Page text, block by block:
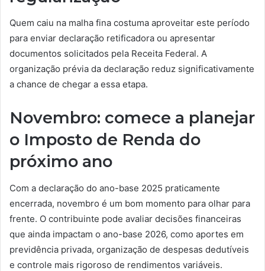
Quem caiu na malha fina costuma aproveitar este período
para enviar declaração retificadora ou apresentar
documentos solicitados pela Receita Federal. A
organização prévia da declaração reduz significativamente
a chance de chegar a essa etapa.
Novembro: comece a planejar
o Imposto de Renda do
próximo ano
Com a declaração do ano-base 2025 praticamente
encerrada, novembro é um bom momento para olhar para
frente. O contribuinte pode avaliar decisões financeiras
que ainda impactam o ano-base 2026, como aportes em
previdência privada, organização de despesas dedutíveis
e controle mais rigoroso de rendimentos variáveis.